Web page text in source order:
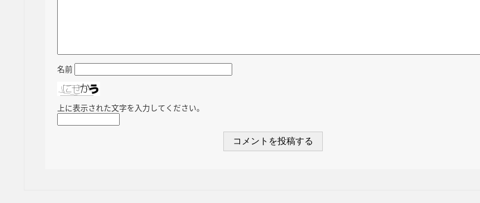
名前
上に表示された文字を入力してください。